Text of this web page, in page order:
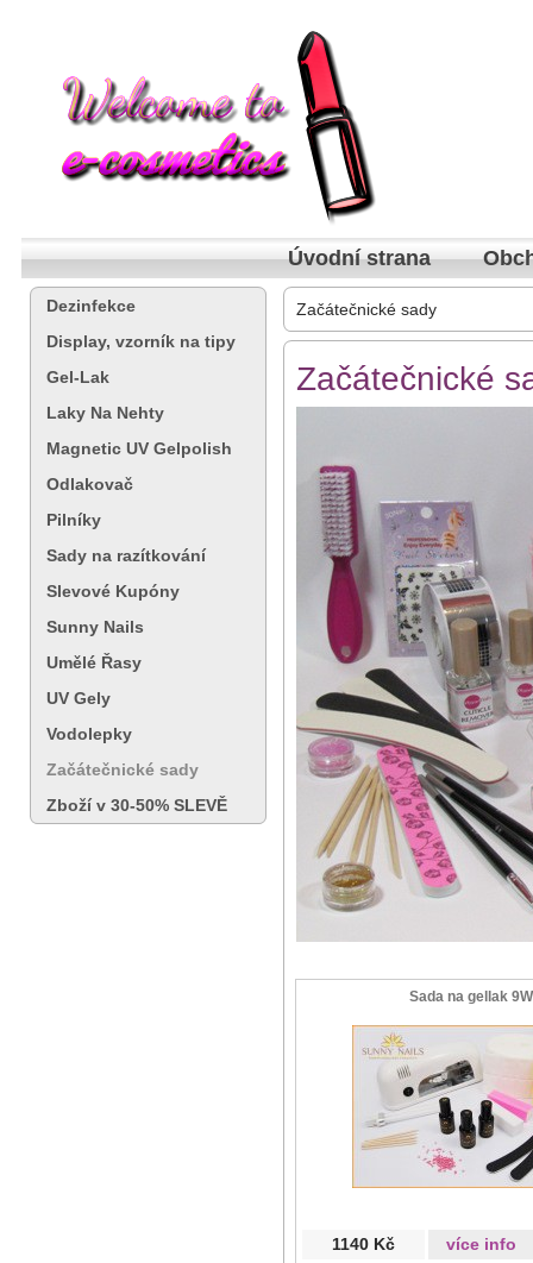
Úvodní strana
Dezinfekce
Display, vzorník na tipy
Gel-Lak
Laky Na Nehty
Magnetic UV Gelpolish
Odlakovač
Pilníky
Sady na razítkování
Slevové Kupóny
Sunny Nails
Umělé Řasy
UV Gely
Vodolepky
Začátečnické sady
Zboží v 30-50% SLEVĚ
Začátečnické sady
Začátečnické
Sada na gellak 9W
1140 Kč
více info